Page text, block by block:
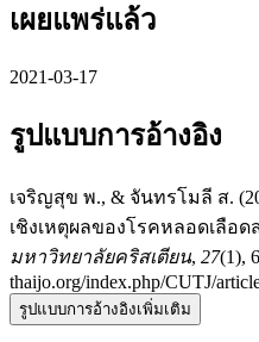
เผยแพร่แล้ว
2021-03-17
รูปแบบการอ้างอิง
เจริญสุข พ., & จันทรโมลี ส.
เชิงเหตุผลของโรคหลอดเลือด
มหาวิทยาลัยคริสเตียน, 27(1),
thaijo.org/index.php/CUTJ/
รูปแบบการอ้างอิงเพิ่มเติม